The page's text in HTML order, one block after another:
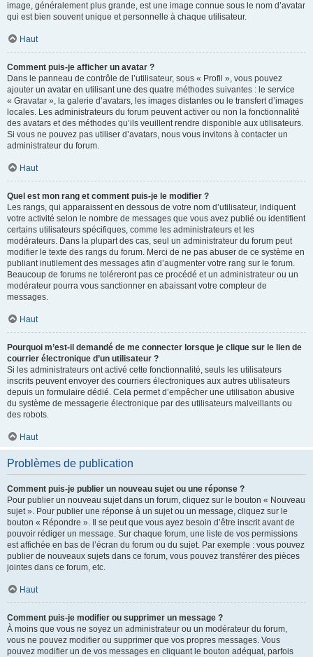
image, généralement plus grande, est une image connue sous le nom d’avatar
qui est bien souvent unique et personnelle à chaque utilisateur.
Haut
Comment puis-je afficher un avatar ?
Dans le panneau de contrôle de l’utilisateur, sous « Profil », vous pouvez
ajouter un avatar en utilisant une des quatre méthodes suivantes : le service
« Gravatar », la galerie d’avatars, les images distantes ou le transfert d’images
locales. Les administrateurs du forum peuvent activer ou non la fonctionnalité
des avatars et des méthodes qu’ils veuillent rendre disponible aux utilisateurs.
Si vous ne pouvez pas utiliser d’avatars, nous vous invitons à contacter un
administrateur du forum.
Haut
Quel est mon rang et comment puis-je le modifier ?
Les rangs, qui apparaissent en dessous de votre nom d’utilisateur, indiquent
votre activité selon le nombre de messages que vous avez publié ou identifient
certains utilisateurs spécifiques, comme les administrateurs et les
modérateurs. Dans la plupart des cas, seul un administrateur du forum peut
modifier le texte des rangs du forum. Merci de ne pas abuser de ce système en
publiant inutilement des messages afin d’augmenter votre rang sur le forum.
Beaucoup de forums ne toléreront pas ce procédé et un administrateur ou un
modérateur pourra vous sanctionner en abaissant votre compteur de
messages.
Haut
Pourquoi m’est-il demandé de me connecter lorsque je clique sur le lien de
courrier électronique d’un utilisateur ?
Si les administrateurs ont activé cette fonctionnalité, seuls les utilisateurs
inscrits peuvent envoyer des courriers électroniques aux autres utilisateurs
depuis un formulaire dédié. Cela permet d’empêcher une utilisation abusive
du système de messagerie électronique par des utilisateurs malveillants ou
des robots.
Haut
Problèmes de publication
Comment puis-je publier un nouveau sujet ou une réponse ?
Pour publier un nouveau sujet dans un forum, cliquez sur le bouton « Nouveau
sujet ». Pour publier une réponse à un sujet ou un message, cliquez sur le
bouton « Répondre ». Il se peut que vous ayez besoin d’être inscrit avant de
pouvoir rédiger un message. Sur chaque forum, une liste de vos permissions
est affichée en bas de l’écran du forum ou du sujet. Par exemple : vous pouvez
publier de nouveaux sujets dans ce forum, vous pouvez transférer des pièces
jointes dans ce forum, etc.
Haut
Comment puis-je modifier ou supprimer un message ?
À moins que vous ne soyez un administrateur ou un modérateur du forum,
vous ne pouvez modifier ou supprimer que vos propres messages. Vous
pouvez modifier un de vos messages en cliquant le bouton adéquat, parfois